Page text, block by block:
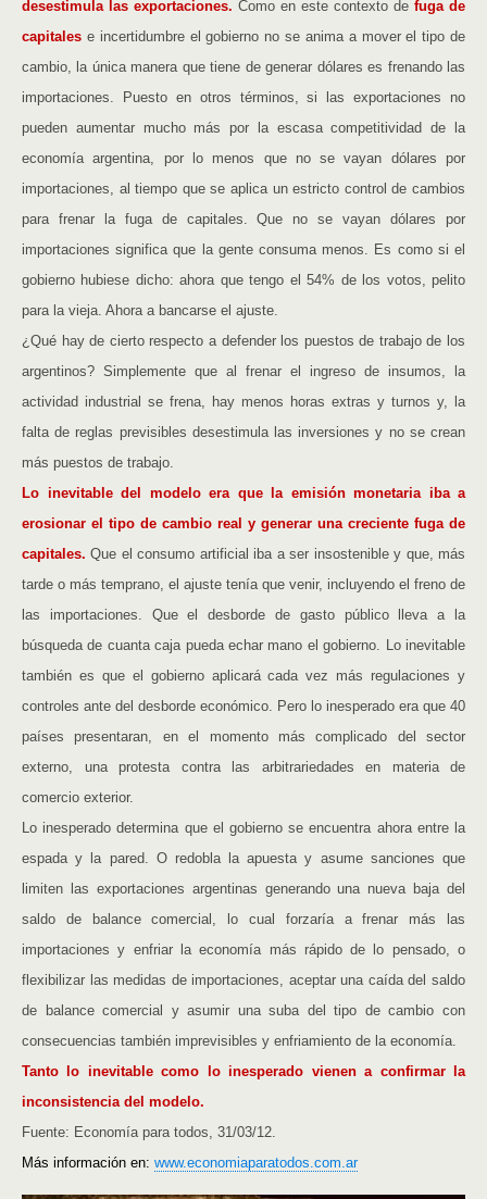
desestimula las exportaciones. Como en este contexto de fuga de
capitales e incertidumbre el gobierno no se anima a mover el tipo de
cambio, la única manera que tiene de generar dólares es frenando las
importaciones. Puesto en otros términos, si las exportaciones no
pueden aumentar mucho más por la escasa competitividad de la
economía argentina, por lo menos que no se vayan dólares por
importaciones, al tiempo que se aplica un estricto control de cambios
para frenar la fuga de capitales. Que no se vayan dólares por
importaciones significa que la gente consuma menos. Es como si el
gobierno hubiese dicho: ahora que tengo el 54% de los votos, pelito
para la vieja. Ahora a bancarse el ajuste.
¿Qué hay de cierto respecto a defender los puestos de trabajo de los
argentinos? Simplemente que al frenar el ingreso de insumos, la
actividad industrial se frena, hay menos horas extras y turnos y, la
falta de reglas previsibles desestimula las inversiones y no se crean
más puestos de trabajo.
Lo inevitable del modelo era que la emisión monetaria iba a
erosionar el tipo de cambio real y generar una creciente fuga de
capitales. Que el consumo artificial iba a ser insostenible y que, más
tarde o más temprano, el ajuste tenía que venir, incluyendo el freno de
las importaciones. Que el desborde de gasto público lleva a la
búsqueda de cuanta caja pueda echar mano el gobierno. Lo inevitable
también es que el gobierno aplicará cada vez más regulaciones y
controles ante del desborde económico. Pero lo inesperado era que 40
países presentaran, en el momento más complicado del sector
externo, una protesta contra las arbitrariedades en materia de
comercio exterior.
Lo inesperado determina que el gobierno se encuentra ahora entre la
espada y la pared. O redobla la apuesta y asume sanciones que
limiten las exportaciones argentinas generando una nueva baja del
saldo de balance comercial, lo cual forzaría a frenar más las
importaciones y enfriar la economía más rápido de lo pensado, o
flexibilizar las medidas de importaciones, aceptar una caída del saldo
de balance comercial y asumir una suba del tipo de cambio con
consecuencias también imprevisibles y enfriamiento de la economía.
Tanto lo inevitable como lo inesperado vienen a confirmar la
inconsistencia del modelo.
Fuente: Economía para todos, 31/03/12.
Más información en: www.economiaparatodos.com.ar